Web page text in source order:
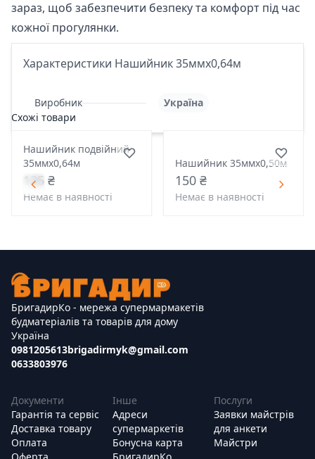
зараз, щоб забезпечити безпеку та комфорт під час
кожної прогулянки.
Характеристики Нашийник 35ммх0,64м
Виробник
Україна
Схожі товари
Нашийник подвійний
35ммх0,64м
135 ₴
Немає в наявності
Нашийник 35ммх0,50м
150 ₴
Немає в наявності
БригадирКо - мережа супермармакетів
будматеріалів та товарів для дому
Україна
0981205613
0633803976
brigadirmyk@gmail.com
Документи
Гарантія та сервіс
Доставка товару
Оплата
Інше
Адреси
супермаркетів
Бонусна карта
Послуги
Заявки майстрів
для анкети
Майстри